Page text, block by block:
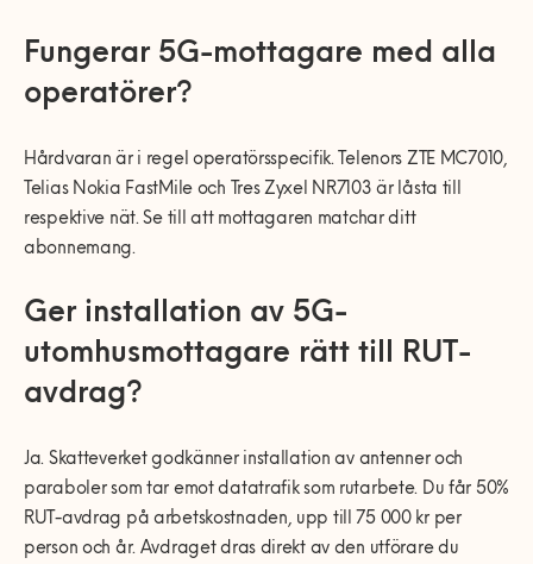
Fungerar 5G-mottagare med alla
operatörer?
Hårdvaran är i regel operatörsspecifik. Telenors ZTE MC7010,
Telias Nokia FastMile och Tres Zyxel NR7103 är låsta till
respektive nät. Se till att mottagaren matchar ditt
abonnemang.
Ger installation av 5G-
utomhusmottagare rätt till RUT-
avdrag?
Ja. Skatteverket godkänner installation av antenner och
paraboler som tar emot datatrafik som rutarbete. Du får 50%
RUT-avdrag på arbetskostnaden, upp till 75 000 kr per
person och år. Avdraget dras direkt av den utförare du